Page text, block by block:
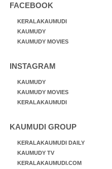
FACEBOOK
KERALAKAUMUDI
KAUMUDY
KAUMUDY MOVIES
INSTAGRAM
KAUMUDY
KAUMUDY MOVIES
KERALAKAUMUDI
KAUMUDI GROUP
KERALAKAUMUDI DAILY
KAUMUDY TV
KERALAKAUMUDI.COM